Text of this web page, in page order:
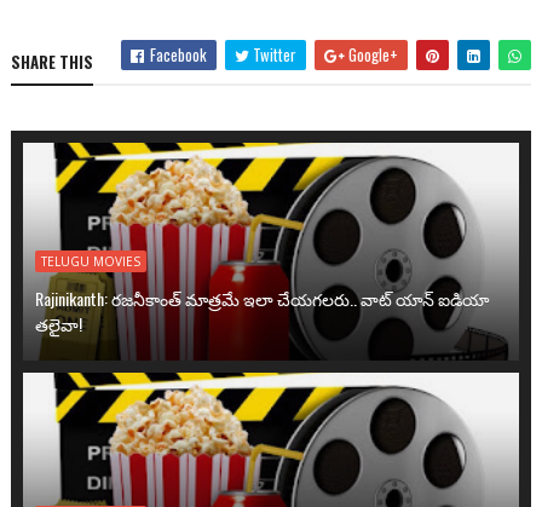
SHARE THIS Facebook Twitter Google+
TELUGU MOVIES
Rajinikanth: రజనీకాంత్ మాత్రమే ఇలా చేయగలరు.. వాట్ యాన్ ఐడియా
తలైవా!